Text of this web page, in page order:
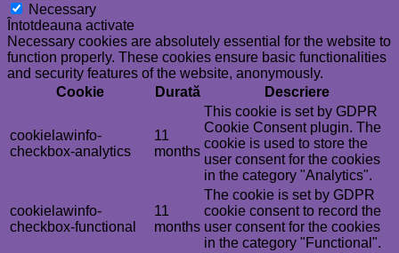
Necessary
Întotdeauna activate
Necessary cookies are absolutely essential for the website to
function properly. These cookies ensure basic functionalities
and security features of the website, anonymously.
Cookie
Durată Descriere
cookielawinfo-
checkbox-analytics
11
months
This cookie is set by GDPR
Cookie Consent plugin. The
cookie is used to store the
user consent for the cookies
in the category "Analytics".
cookielawinfo-
checkbox-functional
11
months
The cookie is set by GDPR
cookie consent to record the
user consent for the cookies
in the category "Functional".